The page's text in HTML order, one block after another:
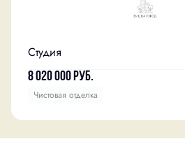
Студия
8 020 000руб.
Чистовая отделка